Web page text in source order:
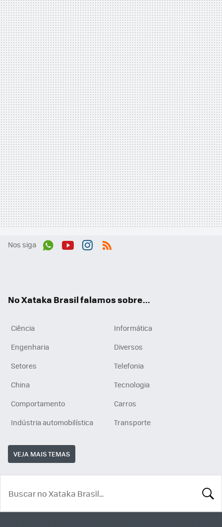
Nos siga
No Xataka Brasil falamos sobre...
Ciência
Informática
Engenharia
Diversos
Setores
Telefonia
China
Tecnologia
Comportamento
Carros
Indústria automobilística
Transporte
VEJA MAIS TEMAS